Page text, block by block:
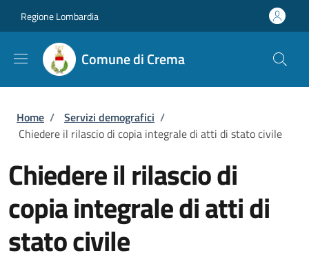
Regione Lombardia
Comune di Crema
Briciole di pane
Home / Servizi demografici /
Chiedere il rilascio di copia integrale di atti di stato civile
Chiedere il rilascio di
copia integrale di atti di
stato civile